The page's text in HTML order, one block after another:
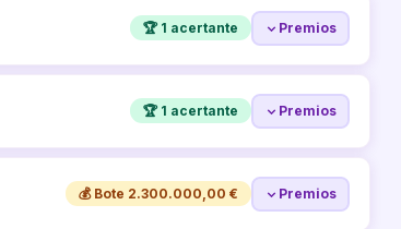
🏆 1 acertante Premios
🏆 1 acertante Premios
💰 Bote 2.300.000,00 € Premios